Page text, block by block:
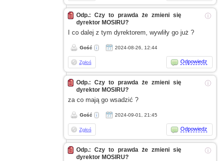
ⓘ
Odp.: Czy to prawda że zmieni się
dyrektor MOSIRU?
I codalej z tym dyrektorem, wywliły go już ?
Gość 2024-08-26, 12:44
Zgłoś Odpowiedz
ⓘ
Odp.: Czy to prawda że zmieni się
dyrektor MOSIRU?
za co mają go wsadzić ?
Gość 2024-09-01, 21:45
Zgłoś Odpowiedz
ⓘ
Odp.: Czy to prawda że zmieni się
dyrektor MOSIRU?